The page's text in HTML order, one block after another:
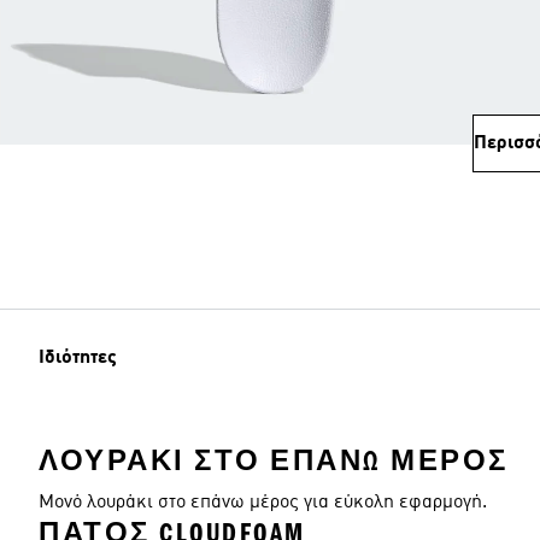
Ιδιότητες
ΛΟΥΡΆΚΙ ΣΤΟ ΕΠΆΝΩ ΜΈΡΟΣ
Μονό λουράκι στο επάνω μέρος για εύκολη εφαρμογή.
ΠΆΤΟΣ CLOUDFOAM